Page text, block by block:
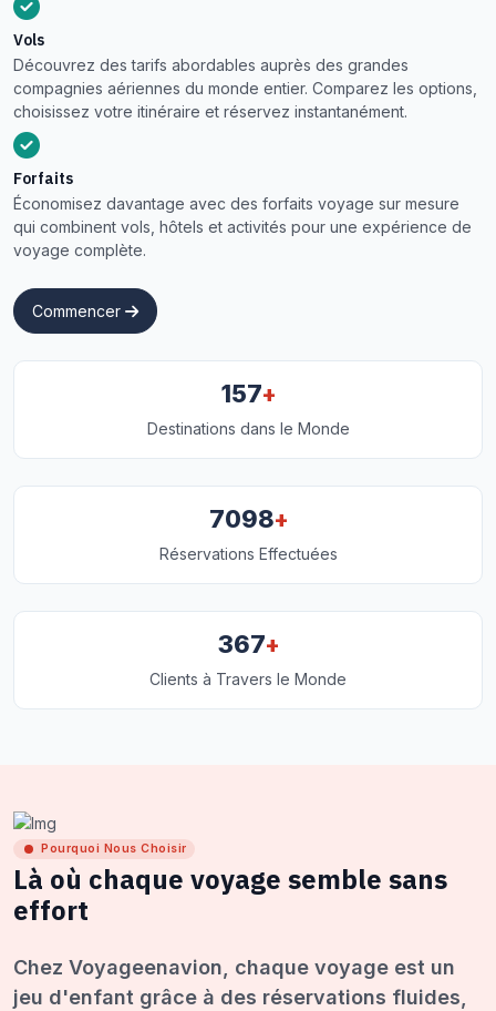
Vols
Découvrez des tarifs abordables auprès des grandes
compagnies aériennes du monde entier. Comparez les options,
choisissez votre itinéraire et réservez instantanément.
Forfaits
Économisez davantage avec des forfaits voyage sur mesure
qui combinent vols, hôtels et activités pour une expérience de
voyage complète.
Commencer
157+
Destinations dans le Monde
7098+
Réservations Effectuées
367+
Clients à Travers le Monde
Pourquoi Nous Choisir
Là où chaque voyage semble sans
effort
Chez Voyageenavion, chaque voyage est un
jeu d'enfant grâce à des réservations fluides,